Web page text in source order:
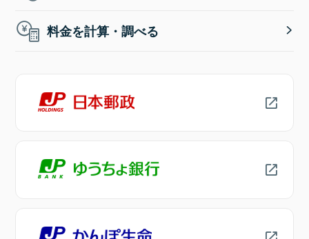
料金を計算・調べる